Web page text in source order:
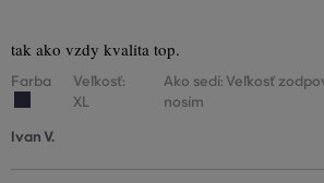
tak ako vzdy kvalita top.
Farba
Veľkosť:
XL
Ako sedí: Veľkosť
nosím
Ivan V.